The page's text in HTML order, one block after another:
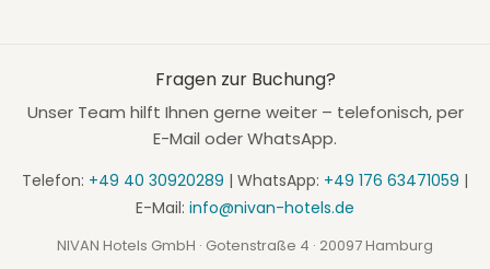
Fragen zur Buchung?
Unser Team hilft Ihnen gerne weiter – telefonisch, per
E-Mail oder WhatsApp.
Telefon: +49 40 30920289 | WhatsApp: +49 176 63471059 |
E-Mail: info@nivan-hotels.de
NIVAN Hotels GmbH · Gotenstraße 4 · 20097 Hamburg